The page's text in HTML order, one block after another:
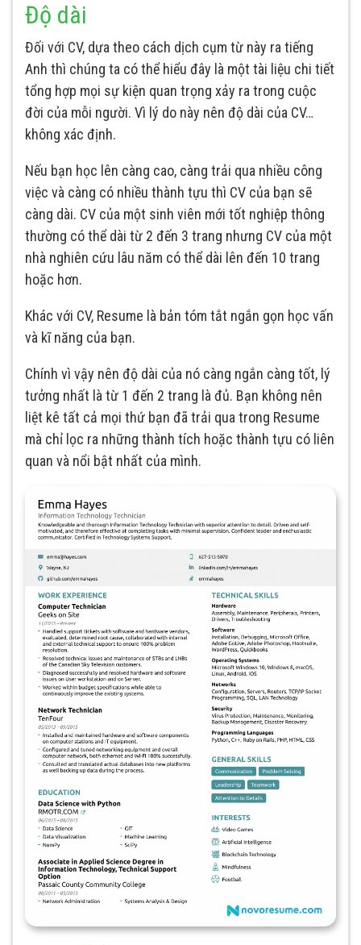
Độ dài
Đối với CV, dựa theo cách dịch cụm từ này ra tiếng
Anh thì chúng ta có thể hiểu đây là một tài liệu chi tiết
tổng hợp mọi sự kiện quan trọng xảy ra trong cuộc
đời của mỗi người. Vì lý do này nên độ dài của CV…
không xác định.
Nếu bạn học lên càng cao, càng trải qua nhiều công
việc và càng có nhiều thành tựu thì CV của bạn sẽ
càng dài. CV của một sinh viên mới tốt nghiệp thông
thường có thể dài từ 2 đến 3 trang nhưng CV của một
nhà nghiên cứu lâu năm có thể dài lên đến 10 trang
hoặc hơn.
Khác với CV, Resume là bản tóm tắt ngắn gọn học vấn
và kĩ năng của bạn.
Chính vì vậy nên độ dài của nó càng ngắn càng tốt, lý
tưởng nhất là từ 1 đến 2 trang là đủ. Bạn không nên
liệt kê tất cả mọi thứ bạn đã trải qua trong Resume
mà chỉ lọc ra những thành tích hoặc thành tựu có liên
quan và nổi bật nhất của mình.